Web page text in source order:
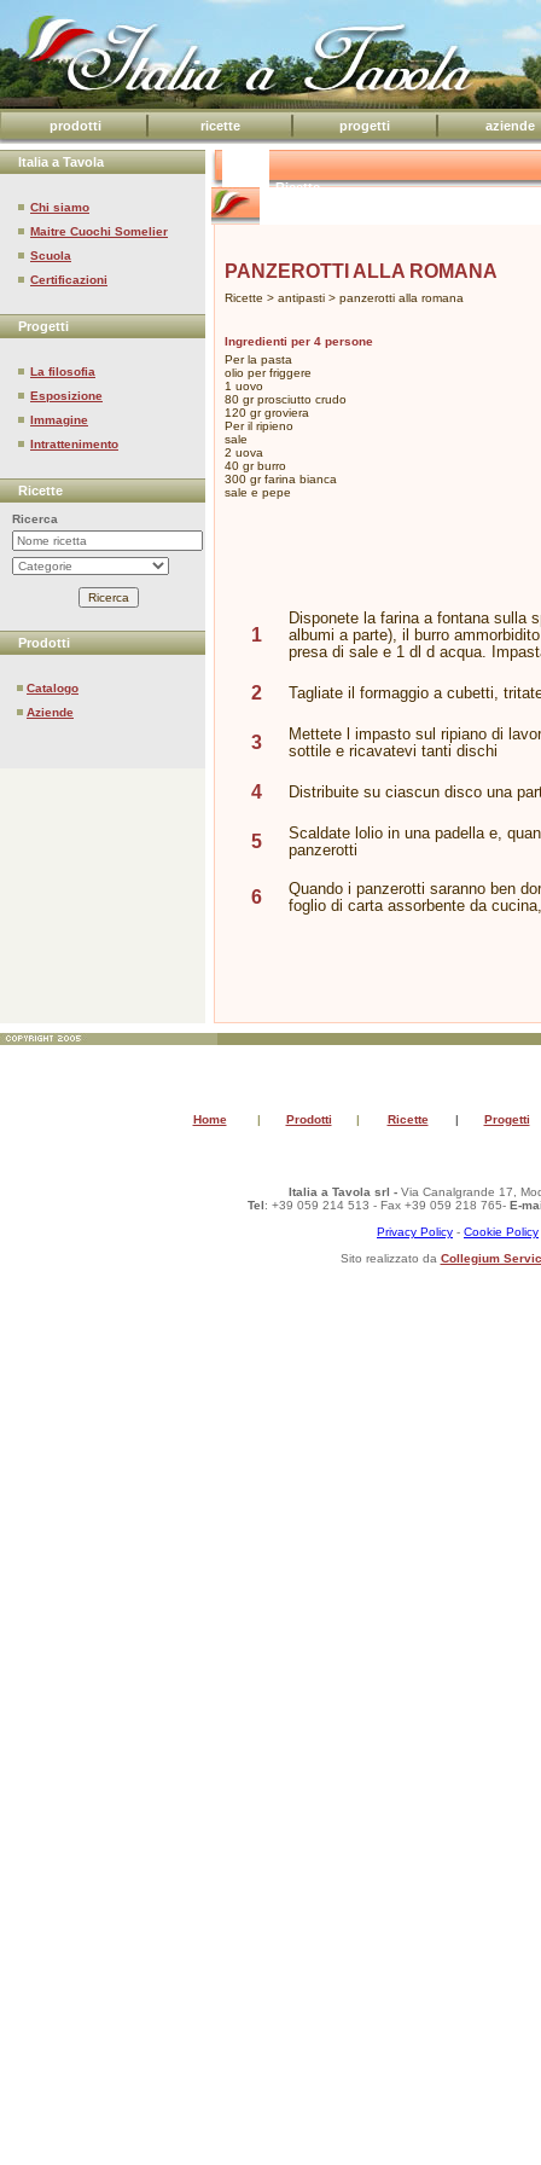
prodotti ricette progetti aziende
Italia a Tavola
Chi siamo
Maitre Cuochi Somelier
Scuola
Certificazioni
Progetti
La filosofia
Esposizione
Immagine
Intrattenimento
Ricette
Ricerca
Prodotti
Catalogo
Aziende
Ricette
PANZEROTTI ALLA ROMANA
Ricette > antipasti > panzerotti alla romana
Ingredienti per 4 persone
Per la pasta
olio per friggere
1 uovo
80 gr prosciutto crudo
120 gr groviera
Per il ripieno
sale
2 uova
40 gr burro
300 gr farina bianca
sale e pepe
1
Disponete la farina a fontana sulla
albumi a parte), il burro
presa di sale e 1 dl d acqua.
2 Tagliate il formaggio a cubetti,
3
Mettete l impasto sul ripiano di
sottile e ricavatevi tanti dischi
4 Distribuite su ciascun disco una
5
Scaldate lolio in una padella e,
panzerotti
6
Quando i panzerotti saranno ben
foglio di carta assorbente da
Home | Prodotti | Ricette | Progetti
Italia a Tavola srl - Via Canalgrande 17,
Tel: +39 059 214 513 - Fax +39 059 218 765- E-
Privacy Policy - Cookie Policy
Sito realizzato da Collegium